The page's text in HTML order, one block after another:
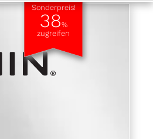
Sonderpreis!
38%
zugreifen